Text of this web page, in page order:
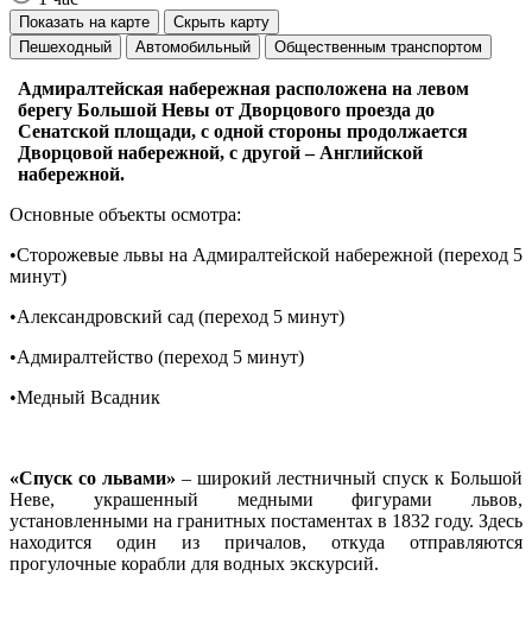
Показать на карте
Скрыть карту
Пешеходный
Автомобильный Общественным транспортом
Адмиралтейская набережная расположена на левом
берегу Большой Невы от Дворцового проезда до
Сенатской площади, с одной стороны продолжается
Дворцовой набережной, с другой – Английской
набережной.
Основные объекты осмотра:
•Сторожевые львы на Адмиралтейской набережной (переход 5
минут)
•Александровский сад (переход 5 минут)
•Адмиралтейство (переход 5 минут)
•Медный Всадник
«Спуск со львами» – широкий лестничный спуск к Большой
Неве, украшенный медными фигурами львов,
установленными на гранитных постаментах в 1832 году. Здесь
находится один из причалов, откуда отправляются
прогулочные корабли для водных экскурсий.